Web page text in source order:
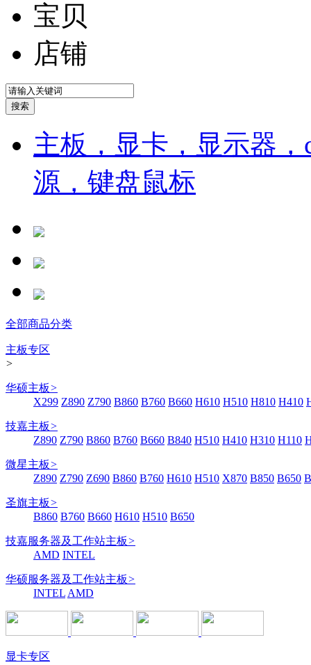
宝贝
店铺
主板，显卡，显示器
源，键盘鼠标
全部商品分类
主板专区
>
华硕主板>
X299 Z890 Z790 B860 B760 B660 H610 H510 H810 H410
技嘉主板>
Z890 Z790 B860 B760 B660 B840 H510 H410 H310 H110
微星主板>
Z890 Z790 Z690 B860 B760 H610 H510 X870 B850 B650
圣旗主板>
B860 B760 B660 H610 H510 B650
技嘉服务器及工作站主板>
AMD INTEL
华硕服务器及工作站主板>
INTEL AMD
显卡专区